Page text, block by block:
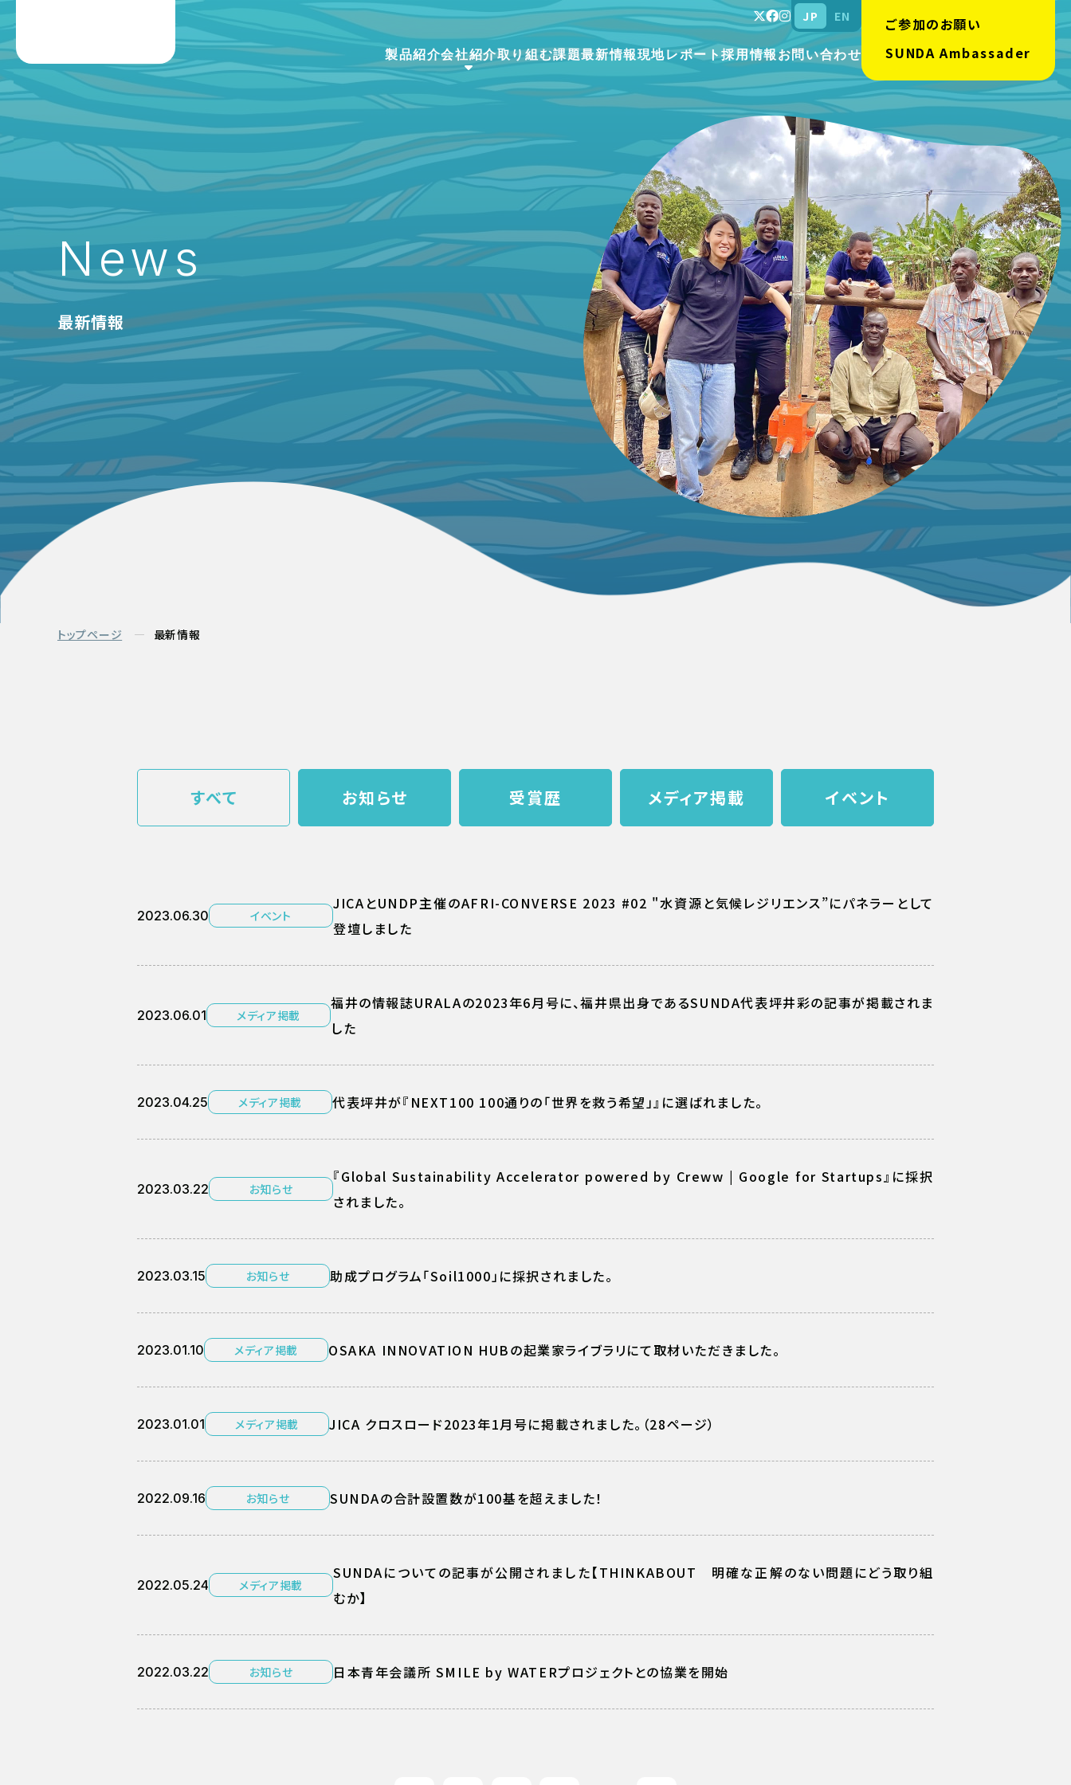
JP EN
製品紹介会社紹介取り組む課題最新情報現地レポート採用情報 お問い合わせ
ご参加のお願い
SUNDA Ambassader
News
最新情報
トップページ 最新情報
すべて お知らせ 受賞歴 メディア掲載 イベント
2023.06.30 イベント
JICAとUNDP主催のAFRI-CONVERSE 2023 #02 "水資源と気候レジリエンス”にパネラーとして
登壇しました
2023.06.01 メディア掲載
福井の情報誌URALAの2023年6月号に、福井県出身であるSUNDA代表坪井彩の記事が掲載されま
した
2023.04.25 メディア掲載 代表坪井が『NEXT100 100通りの「世界を救う希望」』に選ばれました。
2023.03.22 お知らせ
『Global Sustainability Accelerator powered by Creww | Google for Startups』に採択
されました。
2023.03.15 お知らせ 助成プログラム「Soil1000」に採択されました。
2023.01.10 メディア掲載 OSAKA INNOVATION HUBの起業家ライブラリにて取材いただきました。
2023.01.01 メディア掲載 JICA クロスロード2023年1月号に掲載されました。（28ページ）
2022.09.16 お知らせ SUNDAの合計設置数が100基を超えました！
2022.05.24 メディア掲載
SUNDAについての記事が公開されました【THINKABOUT 明確な正解のない問題にどう取り組
むか】
2022.03.22 お知らせ 日本青年会議所 SMILE by WATERプロジェクトとの協業を開始